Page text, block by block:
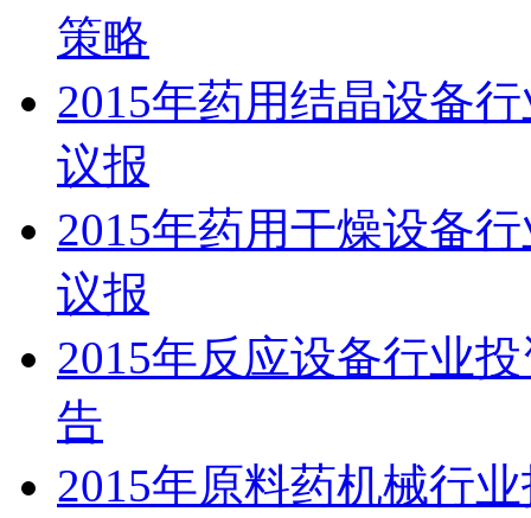
策略
2015年药用结晶设备
议报
2015年药用干燥设备
议报
2015年反应设备行业
告
2015年原料药机械行